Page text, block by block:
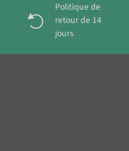
Politique de
retour de 14
jours